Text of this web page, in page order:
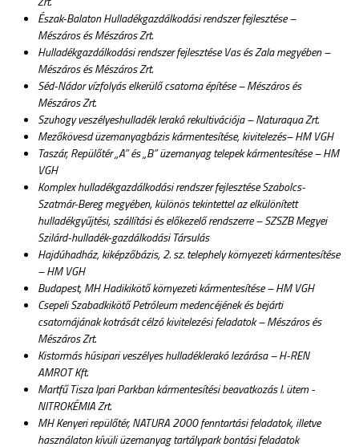
Észak-Balaton Hulladékgazdálkodási rendszer fejlesztése –
Mészáros és Mészáros Zrt.
Hulladékgazdálkodási rendszer fejlesztése Vas és Zala megyében –
Mészáros és Mészáros Zrt.
Séd-Nádor vízfolyás elkerülő csatorna építése – Mészáros és
Mészáros Zrt.
Szuhogy veszélyeshulladék lerakó rekultivációja – Naturaqua Zrt.
Mezőkövesd üzemanyagbázis kármentesítése, kivitelezés– HM VGH
Taszár, Repülőtér „A” és „B” üzemanyag telepek kármentesítése – HM
VGH
Komplex hulladékgazdálkodási rendszer fejlesztése Szabolcs-
Szatmár-Bereg megyében, különös tekintettel az elkülönített
hulladékgyűjtési, szállítási és előkezelő rendszerre – SZSZB Megyei
Szilárd-hulladék-gazdálkodási Társulás
Hajdúhadház, kiképzőbázis, 2. sz. telephely környezeti kármentesítése
– HM VGH
Budapest, MH Hadikikötő környezeti kármentesítése – HM VGH
Csepeli Szabadkikötő Petróleum medencéjének és bejárti
csatornájának kotrását célzó kivitelezési feladatok – Mészáros és
Mészáros Zrt.
Kistormás húsipari veszélyes hulladéklerakó lezárása – H-REN
AMROT Kft.
Martfű Tisza Ipari Parkban kármentesítési beavatkozás I. ütem -
NITROKÉMIA Zrt.
MH Kenyeri repülőtér, NATURA 2000 fenntartási feladatok, illetve
használaton kívüli üzemanyag tartálypark bontási feladatok